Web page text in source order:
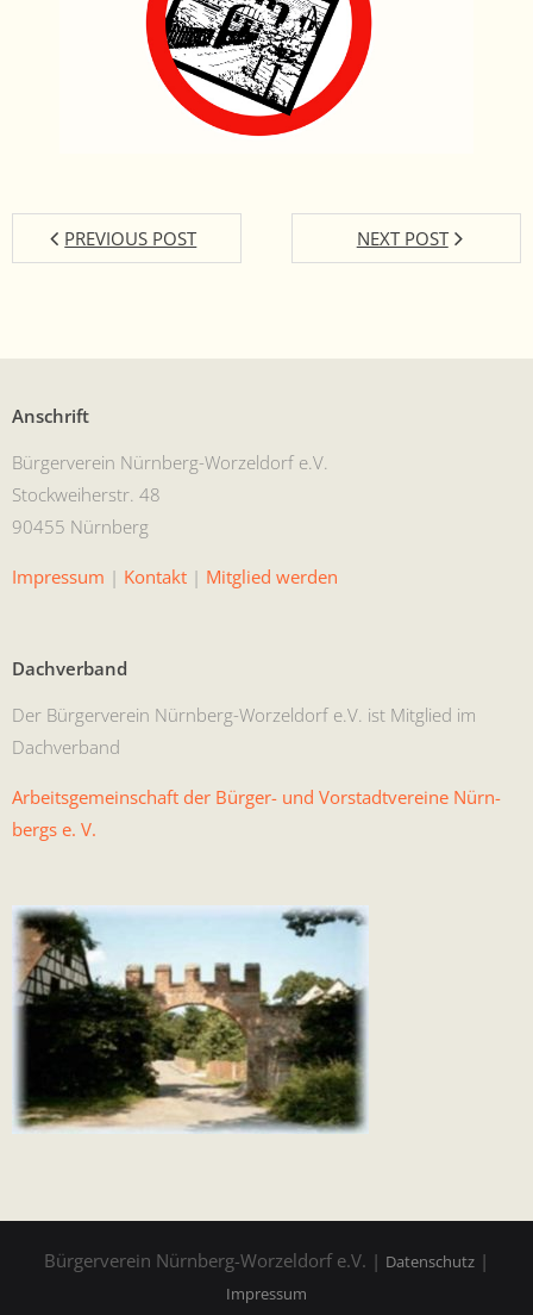
PREVIOUS POST NEXT POST
Anschrift
Bürg­ervere­in Nürn­berg-Worzel­dorf e.V.
Stock­wei­her­str. 48
90455 Nürnberg
Impres­sum | Kon­takt | Mit­glied werden
Dachverband
Der Bürg­ervere­in Nürn­berg-Worzel­dorf e.V. ist Mit­glied im
Dachverband
Arbeits­ge­mein­schaft der Bürg­er- und Vorstadtvere­ine Nürn­
bergs e. V.
Bürgerverein Nürnberg-Worzeldorf e.V. | Datenschutz |
Impressum